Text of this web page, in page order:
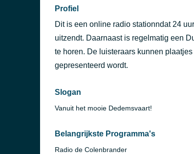
Profiel
Dit is een online radio stationndat 24
uitzendt. Daarnaast is regelmatig een
te horen. De luisteraars kunnen
gepresenteerd wordt.
Slogan
Vanuit het mooie Dedemsvaart!
Belangrijkste Programma's
Radio de Colenbrander